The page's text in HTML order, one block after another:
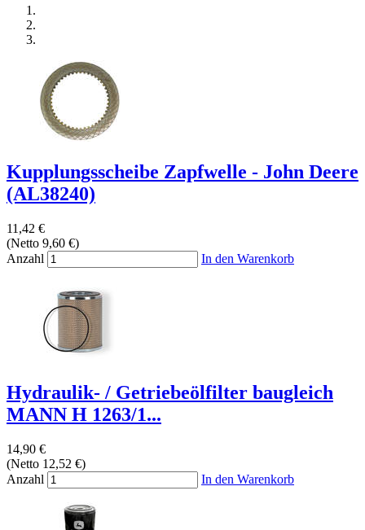
Kupplungsscheibe Zapfwelle - John Deere
(AL38240)
11,42 €
(Netto 9,60 €)
Anzahl
In den Warenkorb
Hydraulik- / Getriebeölfilter baugleich
MANN H 1263/1...
14,90 €
(Netto 12,52 €)
Anzahl
In den Warenkorb